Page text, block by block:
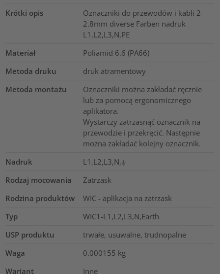
Krótki opis
Oznaczniki do przewodów i kabli 2-
2.8mm diverse Farben nadruk
L1,L2,L3,N,PE
Materiał
Poliamid 6.6 (PA66)
Metoda druku
druk atramentowy
Metoda montażu
Oznaczniki można zakładać ręcznie
lub za pomocą ergonomicznego
aplikatora.
Wystarczy zatrzasnąć oznacznik na
przewodzie i przekręcić. Następnie
można zakładać kolejny oznacznik.
Nadruk
L1,L2,L3,N,⏚
Rodzaj mocowania
Zatrzask
Rodzina produktów
WIC - aplikacja na zatrzask
Typ
WIC1-L1,L2,L3,N,Earth
USP produktu
trwałe, usuwalne, trudnopalne
Waga
0.000155 kg
Wariant
Inne